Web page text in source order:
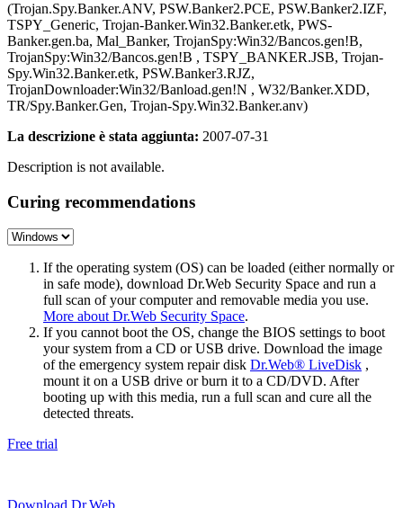
(Trojan.Spy.Banker.ANV, PSW.Banker2.PCE, PSW.Banker2.IZF,
TSPY_Generic, Trojan-Banker.Win32.Banker.etk, PWS-
Banker.gen.ba, Mal_Banker, TrojanSpy:Win32/Bancos.gen!B,
TrojanSpy:Win32/Bancos.gen!B , TSPY_BANKER.JSB, Trojan-
Spy.Win32.Banker.etk, PSW.Banker3.RJZ,
TrojanDownloader:Win32/Banload.gen!N , W32/Banker.XDD,
TR/Spy.Banker.Gen, Trojan-Spy.Win32.Banker.anv)
La descrizione è stata aggiunta: 2007-07-31
Description is not available.
Curing recommendations
If the operating system (OS) can be loaded (either normally or
in safe mode), download Dr.Web Security Space and run a
full scan of your computer and removable media you use.
More about Dr.Web Security Space.
If you cannot boot the OS, change the BIOS settings to boot
your system from a CD or USB drive. Download the image
of the emergency system repair disk Dr.Web® LiveDisk ,
mount it on a USB drive or burn it to a CD/DVD. After
booting up with this media, run a full scan and cure all the
detected threats.
Free trial